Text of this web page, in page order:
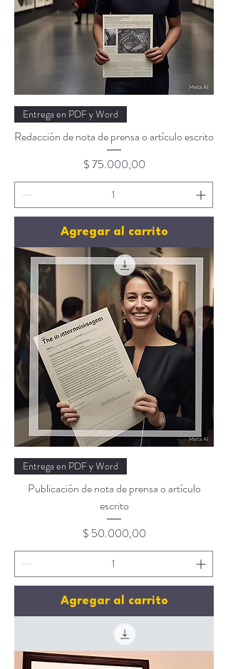
Entrega en PDF y Word
Redacción de nota de prensa o artículo escrito
Precio
$ 75.000,00
Agregar al carrito
Entrega en PDF y Word
Publicación de nota de prensa o artículo
escrito
Precio
$ 50.000,00
Agregar al carrito